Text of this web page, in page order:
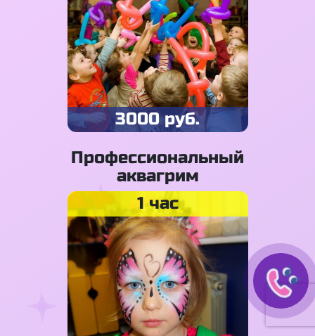
3000 руб.
Профессиональный
аквагрим
1 час